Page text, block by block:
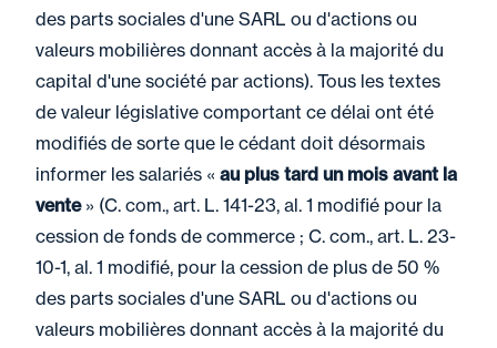
des parts sociales d'une SARL ou d'actions ou
valeurs mobilières donnant accès à la majorité du
capital d'une société par actions). Tous les textes
de valeur législative comportant ce délai ont été
modifiés de sorte que le cédant doit désormais
informer les salariés « au plus tard un mois avant la
vente» (C. com., art. L. 141-23, al. 1 modifié pour la
cession de fonds de commerce ; C. com., art. L. 23-
10-1, al. 1 modifié, pour la cession de plus de 50 %
des parts sociales d'une SARL ou d'actions ou
valeurs mobilières donnant accès à la majorité du